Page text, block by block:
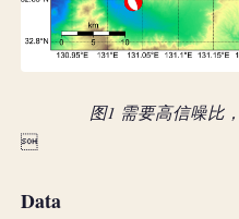
图1 需要高信噪比

Data